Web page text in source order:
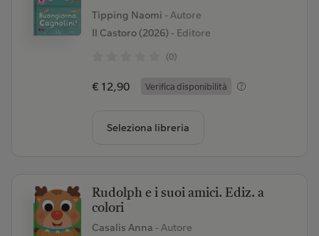
Tipping Naomi - Autore
Il Castoro (2026)- Editore
(0)
€ 12,90 Verifica disponibilità
Seleziona libreria
Rudolph e i suoi amici. Ediz. a
colori
Casalis Anna - Autore